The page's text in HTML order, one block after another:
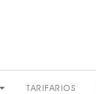
TARIFARIOS